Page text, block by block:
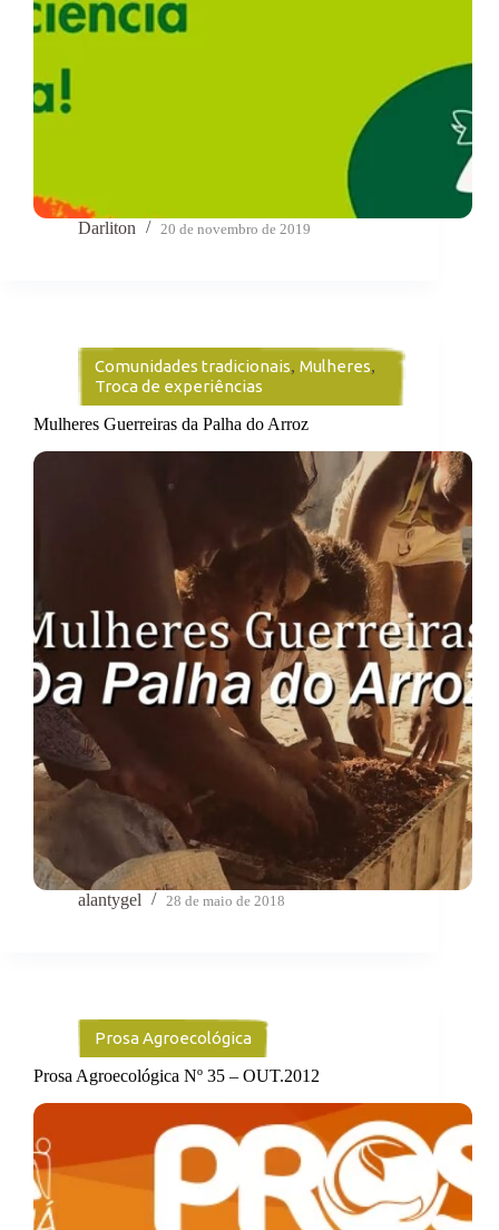
Darliton 20 de novembro de 2019
Comunidades tradicionais, Mulheres,
Troca de experiências
Mulheres Guerreiras da Palha do Arroz
alantygel 28 de maio de 2018
Prosa Agroecológica
Prosa Agroecológica Nº 35 – OUT.2012